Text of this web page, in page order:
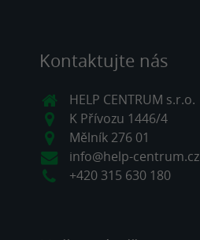
Kontaktujte nás
HELP CENTRUM s.r.o.
K Přívozu 1446/4
Mělník 276 01
info@help-centrum.cz
+420 315 630 180